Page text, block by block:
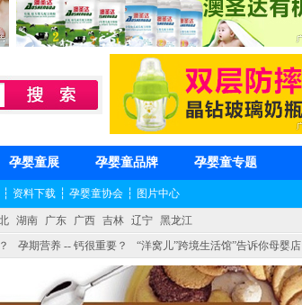
孕婴童展 孕婴童品牌 孕婴童专题
┆ 资料下载 ┆ 孕婴童协会 ┆ 图片中心
湖南 广东 广西 吉林 辽宁 黑龙江
孕期营养 -- 钙很重要？
“洋窝儿”跨境生活馆”告诉你母婴店